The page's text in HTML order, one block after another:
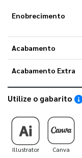
Enobrecimento
Acabamento
Acabamento Extra
Utilize o gabarito
Illustrator Canva